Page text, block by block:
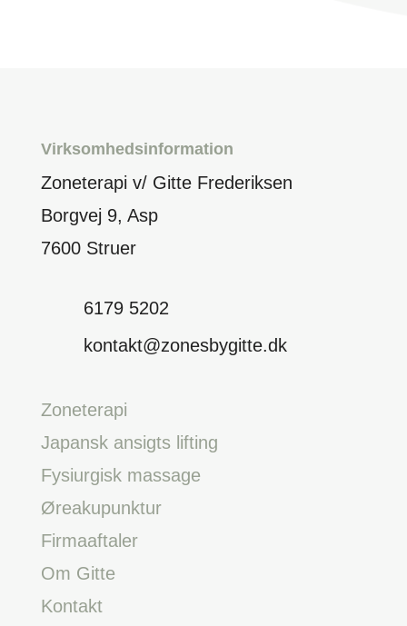
Virksomhedsinformation
Zoneterapi v/ Gitte Frederiksen
Borgvej 9, Asp
7600 Struer
6179 5202
kontakt@zonesbygitte.dk
Zoneterapi
Japansk ansigts lifting
Fysiurgisk massage
Øreakupunktur
Firmaaftaler
Om Gitte
Kontakt